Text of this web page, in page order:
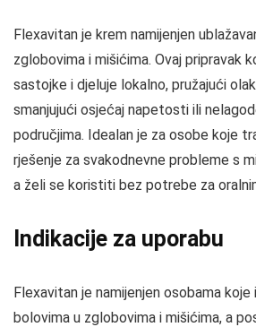
Flexavitan je krem namijenjen
zglobovima i mišićima. Ovaj pripravak
sastojke i djeluje lokalno, pružajući
smanjujući osjećaj napetosti ili
područjima. Idealan je za osobe koje
rješenje za svakodnevne probleme s
a želi se koristiti bez potrebe za
Indikacije za uporabu
Flexavitan je namijenjen osobama koje
bolovima u zglobovima i mišićima, a